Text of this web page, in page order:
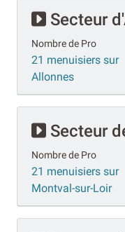
Secteur
Nombre de Pro
21 menuisiers sur
Allonnes
Secteur
Nombre de Pro
21 menuisiers sur
Montval-sur-Loir